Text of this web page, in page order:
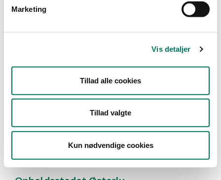
Marketing
Vis detaljer
Tillad alle cookies
Tillad valgte
Kun nødvendige cookies
1 resultater
Branche
Hospitals- og institutionskøkkener(1)
Måned